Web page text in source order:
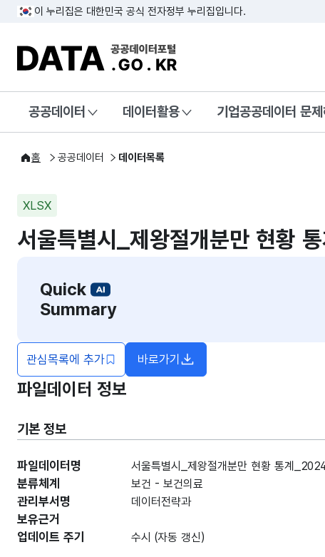
이 누리집은 대한민국 공식 전자정부 누리집입니다.
DATA.GO.KR 공공데이터포털
공공데이터 데이터활용 기업공공데이터 문
홈 공공데이터 데이터목록
XLSX
서울특별시_제왕절개분만 현황 통
Quick
Summary
관심목록에 추가
새창열림
바로가기
파일데이터 정보
기본 정보
파일데이터명 서울특별시_제왕절개분만 현황 통계
분류체계 보건 - 보건의료
관리부서명 데이터전략과
보유근거
업데이트 주기
수시 (자동 갱신)